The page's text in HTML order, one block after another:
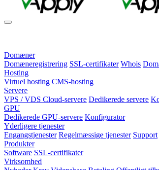
Domæner
Domæneregistrering SSL-certifikater Whois
Hosting
Virtuel hosting CMS-hosting
Servere
VPS / VDS Cloud-servere Dedikerede servere
GPU
Dedikerede GPU-servere Konfigurator
Yderligere tjenester
Engangstjenester Regelmæssige tjenester Support
Produkter
Software SSL-certifikater
Virksomhed